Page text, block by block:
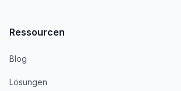
Ressourcen
Blog
Lösungen